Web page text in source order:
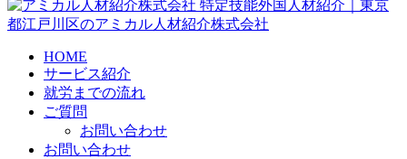
特定技能外国人材紹介｜東京
都江戸川区のアミカル人材紹介株式会社
HOME
サービス紹介
就労までの流れ
ご質問
お問い合わせ
お問い合わせ